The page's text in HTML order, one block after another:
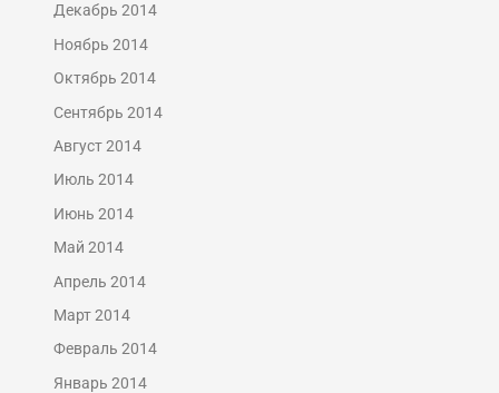
Декабрь 2014
Ноябрь 2014
Октябрь 2014
Сентябрь 2014
Август 2014
Июль 2014
Июнь 2014
Май 2014
Апрель 2014
Март 2014
Февраль 2014
Январь 2014